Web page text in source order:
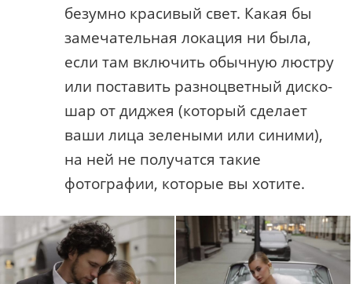
безумно красивый свет. Какая бы
замечательная локация ни была,
если там включить обычную люстру
или поставить разноцветный диско-
шар от диджея (который сделает
ваши лица зелеными или синими),
на ней не получатся такие
фотографии, которые вы хотите.